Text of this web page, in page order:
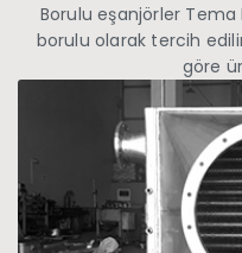
Borulu eşanjörler Tema
borulu olarak tercih
göre